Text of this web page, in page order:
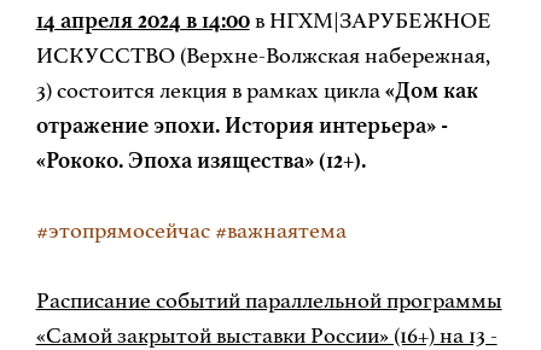
14 апреля 2024 в 14:00в НГХМ|ЗАРУБЕЖНОЕ
ИСКУССТВО (Верхне-Волжская набережная,
3) состоится лекция в рамках цикла«Дом как
отражение эпохи. История интерьера» -
«Рококо. Эпоха изящества» (12+).
#этопрямосейчас #важнаятема
Расписание событий параллельной программы
«Самой закрытой выставки России» (16+) на 13 -